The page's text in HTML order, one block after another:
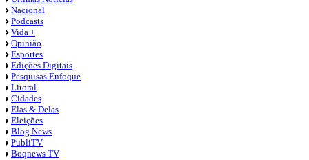
Nacional
Podcasts
Vida +
Opinião
Esportes
Edições Digitais
Pesquisas Enfoque
Litoral
Cidades
Elas & Delas
Eleições
Blog News
PubliTV
Boqnews TV